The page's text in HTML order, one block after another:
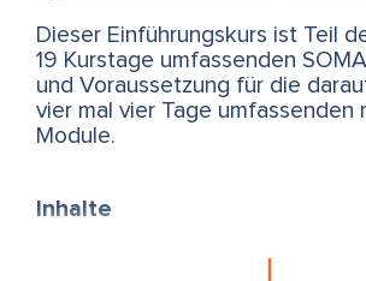
Dieser Einführungskurs ist Teil
19 Kurstage umfassenden
und Voraussetzung für die
vier mal vier Tage umfassenden
Module.
Inhalte
Zusammenfassung der